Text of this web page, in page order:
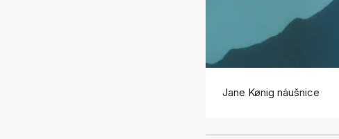
Jane Kønig náušnice